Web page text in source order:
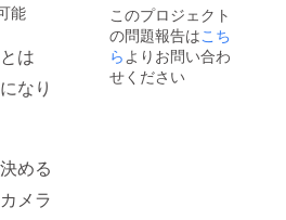
能
は
なり
める
メラ
があり
ます。
個人輸
入及び
販路に
量産効
率が向
上した
場合、
正規販
このプロジェクト
の問題報告はこち
ら よりお問い合わ
せください